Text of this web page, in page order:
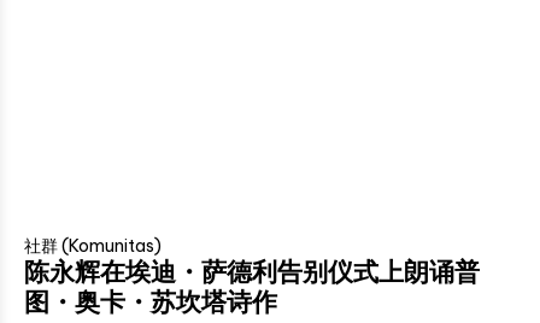
社群 (Komunitas)
陈永辉在埃迪・萨德利告别仪式上朗诵普
图・奥卡・苏坎塔诗作